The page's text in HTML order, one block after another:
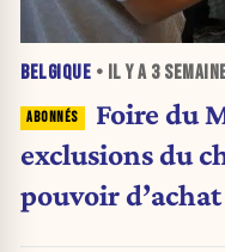
BELGIQUE • IL Y A 3
Foire du
exclusions du
pouvoir